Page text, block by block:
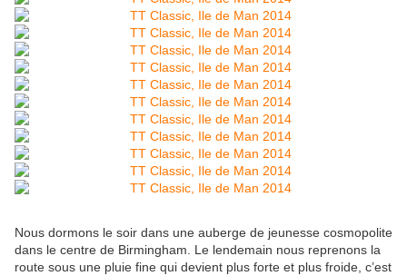
Nous dormons le soir dans une auberge de jeunesse cosmopolite
dans le centre de Birmingham. Le lendemain nous reprenons la
route sous une pluie fine qui devient plus forte et plus froide, c’est